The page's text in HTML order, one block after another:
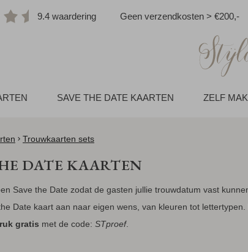
9.4 waardering Geen verzendkosten > €200,-
SAVE THE DATE KAARTEN ZELF
Trouwkaarten sets
DATE KAARTEN
Save the Date zodat de gasten jullie trouwdatum vast
Date kaart aan naar eigen wens, van kleuren tot lettertypen.
gratis met de code: STproef.